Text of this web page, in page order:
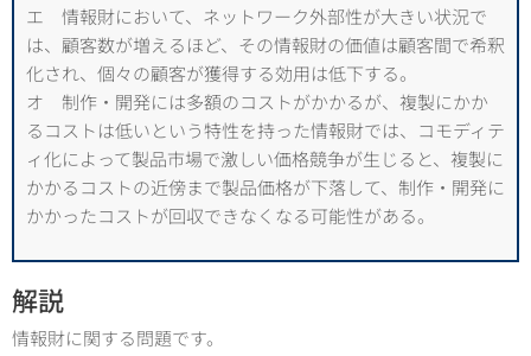
エ 情報財において、ネットワーク外部性が大きい状況で
は、顧客数が増えるほど、その情報財の価値は顧客間で希釈
化され、個々の顧客が獲得する効用は低下する。
オ 制作・開発には多額のコストがかかるが、複製にかか
るコストは低いという特性を持った情報財では、コモディテ
ィ化によって製品市場で激しい価格競争が生じると、複製に
かかるコストの近傍まで製品価格が下落して、制作・開発に
かかったコストが回収できなくなる可能性がある。
解説
情報財に関する問題です。